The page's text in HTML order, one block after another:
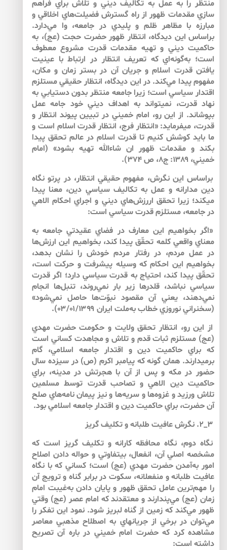
منتظر را به ‌عمل به‌ تكاليف ديني و تلاش براي فراهم
سازي مقدمات ظهور از راه گسترش فضيلت‌هاي اخلاقي و
مبارزه با مظاهر ظلم و پليدي در جامعه، وا مي‌دارد.
براساس اين ديدگاه، انتظار ظهور حضرت حجت (عج)، به
‌حاكميت ديني و تهيه مقدمات قدرت مشروع معطوف
است؛ به‌گونه‌اي كه تعريف انتظار در ارتباط با عينيت
يافتن قدرت اسلام و جريان آن در بستر زمان و مكان،
مفهوم پيدا مي‌كند. در اين ديدگاه، انتظار حقيقي مستلزم
اقتدار سياسي است؛ زيرا جامعه منتظر بدون دستيابي به
‌نهاد قدرت، نمي‏تواند به ‌اهداف ديني خود جامه عمل
بپوشاند. از اين رو، امام خميني در تبيين پيوند انتظار و
قدرت، مي‏فرمايد: «انتظار فرج، انتظار قدرت اسلام است و
ما بايد كوشش كنيم تا قدرت اسلام در عالم تحقق پيدا
بكند و مقدمات ظهور ان شاءالله تهيه بشود» (امام
خميني، ۱۳۸۹: ج۸، ص ۳۷۴).
براساس اين نگرش، مفهوم حقيقي انتظار، در پرتو نگاه
دين مدارانه‏‏ و عمل به ‌تكاليف سياسي دين، معنا پيدا
مي‏كند؛ زيرا تحقق اررزش‌هاي ديني و اجراي احكام الاهي
در جامعه، مستلزم قدرت سياسي است:
«اگر بخواهيم اين معارف در فضاي عقيدتي جامعه به
‌معناي واقعي كلمه تحقّق پيدا كند، بخواهيم اين ارزش‌ها
در عمل مردم، در رفتار مردم خودش را نشان بدهد،
بخواهيم اين احكام كه وسيله‌ پيشرفت و حركت است،
تحقّق پيدا كند، احتياج به ‌قدرت سياسي دارد؛ اگر قدرت
سياسي نباشد، قلدرها زير بار نمي‌روند، تنبل‌ها انجام
نمي‌دهند، يعني آن مقصود نبوّت‌ها حاصل نمي‌شود»
(سخنراني نوروزي خطاب به‌ملت ايران ۰۳/۰۱/۱۳۹۹).
از اين رو، انتظار تحقق ولايت و حكومت حضرت مهدي
(عج) مستلزم ثبات قدم و تلاش و مجاهدت كساني است
كه براي حاكميت دين و اقتدار جامعه اسلامي، گام
برمي‏دارند. همان گونه كه پيامبر اكرم (ص) در سيزده سال
حضور در مكه و پس از آن با هجرتش در مدينه، براي
حاكميت دين الاهي و تصاحب قدرت توسط مسلمين
تلاش ورزيد و غزوه‌ها و سريه‌ها و نيز پيمان نامه‌هاي صلح
آن حضرت، براي حاكميت دين و اقتدار جامعه اسلامي ‌بود.
۳_۲. نگرش عافيت طلبانه و تكليف گريز
نگاه دوم، نگاه محافظه كارانه و تكليف گريز است كه
مشخصه اصلي آن، انفعال، بي‏تفاوتي و حواله دادن اصلاح
امور به‌آمدن حضرت مهدي (عج) است؛ كساني كه با نگاه
عافيت طلبانه و منفعلانه، سكوت در برابر گناه و ترويج آن
را مهم‌ترين عامل تحقق ظهور و پايان دادن به‌غيبت امام
زمان (عج) مي‌پندارند و معتقدند كه امام عصر (عج) وقتي
ظهور مي‌كند كه زمين از گناه لبريز شود. نمود اين تفكر را
مي‌توان در برخي از جريان­هاي به ‌اصطلاح مذهبي معاصر
مشاهده كرد كه حضرت امام خميني در باره آن تصريح
داشته است: